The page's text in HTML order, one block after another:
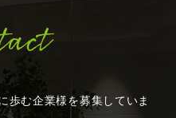
歩む企業様を募集していま